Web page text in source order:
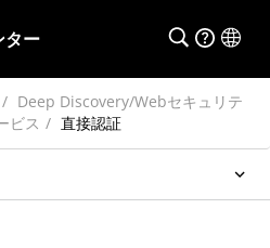
ター
Deep Discovery/Webセキュリテ
ビス 直接認証